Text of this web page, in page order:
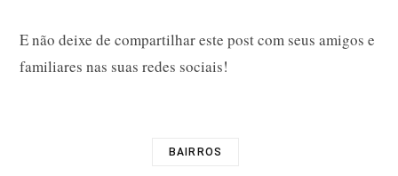
E não deixe de compartilhar este post com seus amigos e
familiares nas suas redes sociais!
BAIRROS